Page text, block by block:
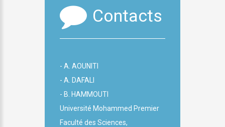
Contacts
- A. AOUNITI
- A. DAFALI
- B. HAMMOUTI
Université Mohammed Premier
Faculté des Sciences,